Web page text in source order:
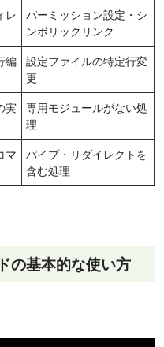
レ
パーミッション設定・シ
ンボリックリンク
編 設定ファイルの特定行変
更
実 専用モジュールがない処
理
マ
パイプ・リダイレクトを
含む処理
の基本的な使い方